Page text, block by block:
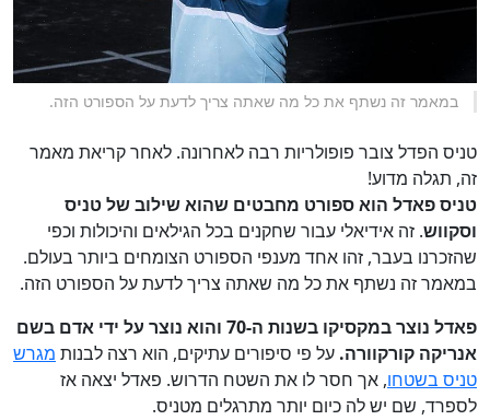
במאמר זה נשתף את כל מה שאתה צריך לדעת על הספורט הזה.
טניס הפדל צובר פופולריות רבה לאחרונה. לאחר קריאת מאמר
זה, תגלה מדוע!
טניס פאדל הוא ספורט מחבטים שהוא שילוב של טניס
וסקווש. זה אידיאלי עבור שחקנים בכל הגילאים והיכולות וכפי
שהזכרנו בעבר, זהו אחד מענפי הספורט הצומחים ביותר בעולם.
במאמר זה נשתף את כל מה שאתה צריך לדעת על הספורט הזה.
פאדל נוצר במקסיקו בשנות ה-70 והוא נוצר על ידי אדם בשם
אנריקה קורקוורה. על פי סיפורים עתיקים, הוא רצה לבנות מגרש
טניס בשטחו, אך חסר לו את השטח הדרוש. פאדל יצאה אז
לספרד, שם יש לה כיום יותר מתרגלים מטניס.